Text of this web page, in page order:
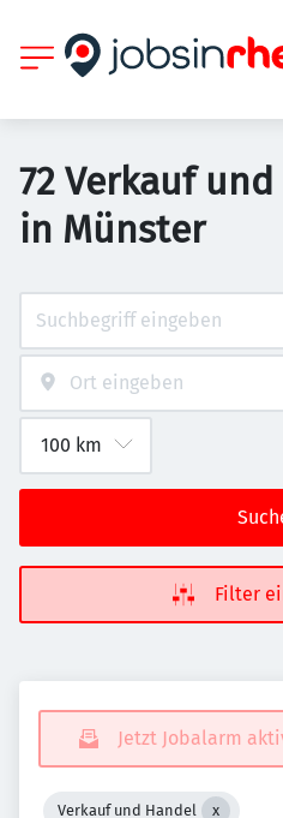
72 Verkauf
in Münster
Filter
Jetzt Jobalarm
Verkauf und Handel